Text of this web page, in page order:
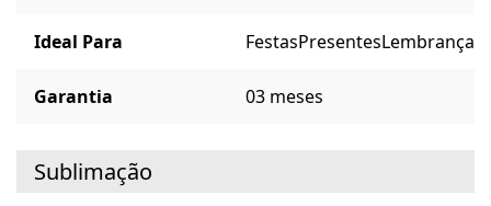
Ideal Para FestasPresentesLembrança
Garantia 03 meses
Sublimação